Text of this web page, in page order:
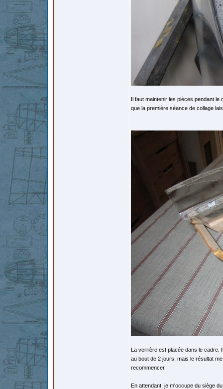
Il faut maintenir les pièces pendant le
que la première séance de collage
La verrière est placée dans le cadre.
au bout de 2 jours, mais le résultat
recommencer !
En attendant, je m'occupe du siège